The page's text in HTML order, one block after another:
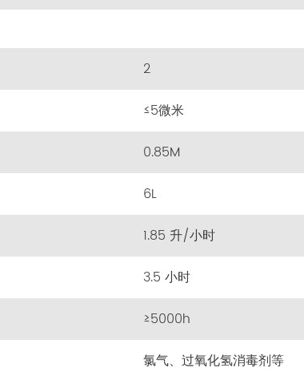
2
≤5微米
0.85M
6L
1.85 升/小时
3.5 小时
≥5000h
氯气、过氧化氢消毒剂等